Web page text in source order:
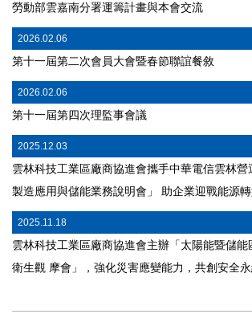
勞動部雲嘉南分署運籌計畫與本會交流
2026.02.06
第十⼀屆第⼆次會員⼤會暨春節聯誼餐敘
2026.02.06
第十⼀屆第四次理監事會議
2025.12.03
雲林科技工業區廠商協進會攜手中華電信雲林
製造應用與儲能業務說明會」 助企業迎戰能源
2025.11.18
雲林科技工業區廠商協進會主辦「太陽能暨儲
衛生觀 摩會」，強化災害應變能力，共創安全